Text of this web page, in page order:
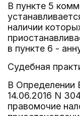
В пункте 5
наличии
в пункте 6 -
Судебная
В Определении
14.06.2016 N
правомочие